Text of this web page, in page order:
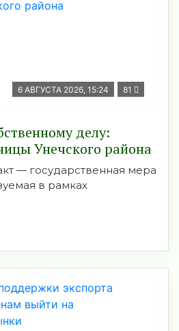
6 АВГУСТА 2026, 15:24 81
делу:
Унечского района
— государственная мера
в рамках